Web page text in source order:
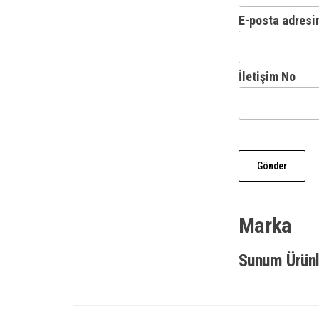
E-posta
İletişim No
Marka
Sunum